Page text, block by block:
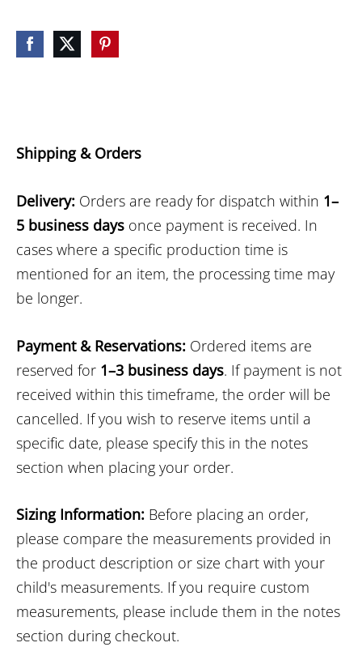
Shipping & Orders
Delivery: Orders are ready for dispatch within 1–
5 business days once payment is received. In
cases where a specific production time is
mentioned for an item, the processing time may
be longer.
Payment & Reservations: Ordered items are
reserved for 1–3 business days. If payment is not
received within this timeframe, the order will be
cancelled. If you wish to reserve items until a
specific date, please specify this in the notes
section when placing your order.
Sizing Information: Before placing an order,
please compare the measurements provided in
the product description or size chart with your
child's measurements. If you require custom
measurements, please include them in the notes
section during checkout.